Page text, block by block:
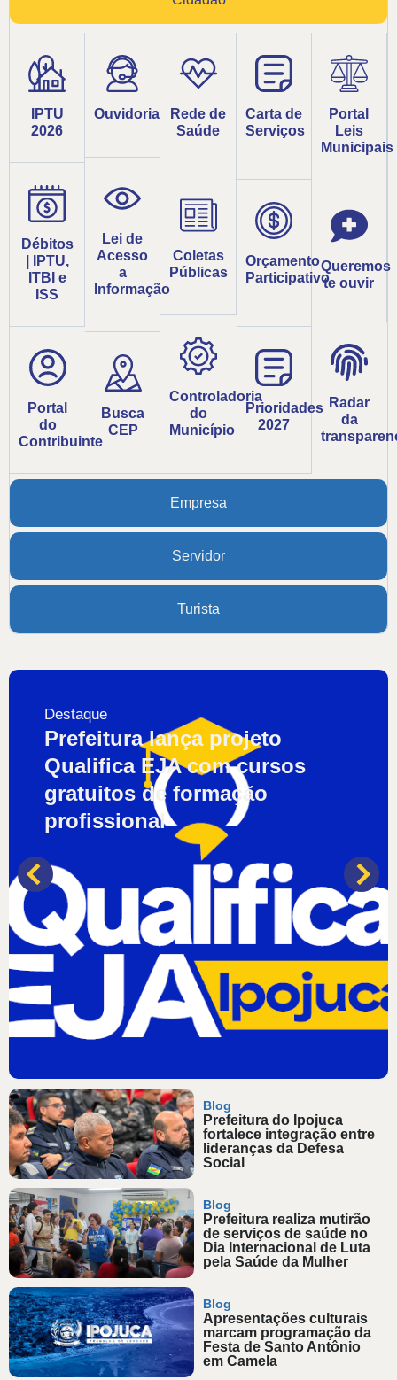
Empresa
Servidor
Turista
IPTU
2026
Débitos
| IPTU,
ITBI e
ISS
Portal
do
Contribuinte
Ouvidoria
Lei de
Acesso
a
Informação
Busca
CEP
Rede de
Saúde
Coletas
Públicas
Controladoria
do
Município
Carta de
Serviços
Orçamento
Participativo
Prioridades
2027
Portal
Leis
Municipais
Queremos
te ouvir
Radar
da
Destaque
Prefeitura lança projeto
Qualifica EJA com cursos
gratuitos de formação
profissional
Blog
Prefeitura do Ipojuca
fortalece integração entre
lideranças da Defesa
Social
Blog
Prefeitura realiza mutirão
de serviços de saúde no
Dia Internacional de Luta
pela Saúde da Mulher
Blog
Apresentações culturais
marcam programação da
Festa de Santo Antônio
em Camela